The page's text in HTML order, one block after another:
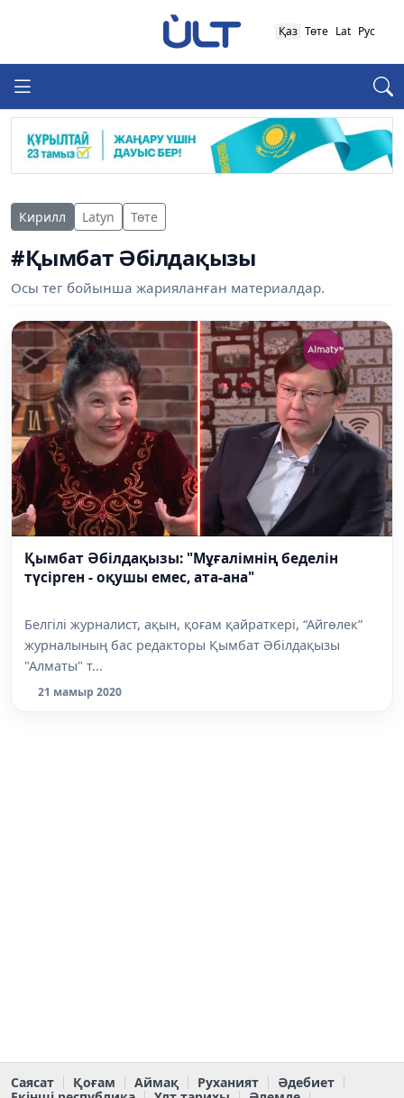
Қаз Төте Lat Рус
Кирилл Latyn Төте
#Қымбат Әбілдақызы
Осы тег бойынша жарияланған материалдар.
Қымбат Әбілдақызы: "Мұғалімнің беделін
түсірген - оқушы емес, ата-ана"
Белгілі журналист, ақын, қоғам қайраткері, “Айгөлек”
журналының бас редакторы Қымбат Әбілдақызы
"Алматы" т...
21 мамыр 2020
Саясат Қоғам Аймақ Руханият
Әдебиет